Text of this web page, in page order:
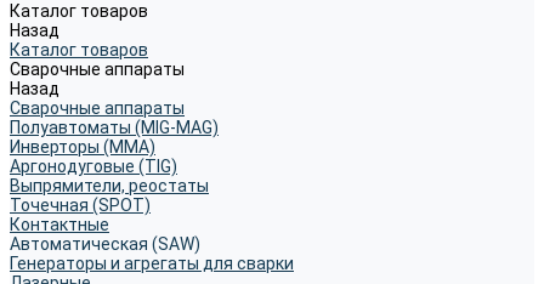
Каталог товаров
Назад
Каталог товаров
Сварочные аппараты
Назад
Сварочные аппараты
Полуавтоматы (MIG-MAG)
Инверторы (MMA)
Аргонодуговые (TIG)
Выпрямители, реостаты
Точечная (SPOT)
Контактные
Автоматическая (SAW)
Генераторы и агрегаты для сварки